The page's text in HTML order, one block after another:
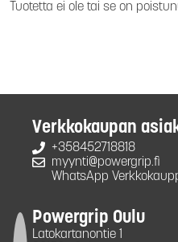
Tuotetta ei ole tai se on
Verkkokaupan
+358452718818
myynti@powergrip.fi
WhatsApp
Powergrip Oulu
Latokartanontie 1